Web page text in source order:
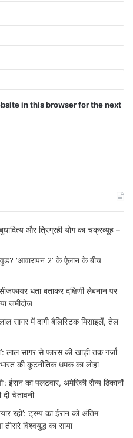
in this browser for the next
और त्रिग्रही योग का चक्रव्यूह –
‘आवारापन 2’ के ऐलान के बीच
धता बताकर दक्षिणी लेबनान पर
जमींदोज
सागर में दागी बैलिस्टिक मिसाइलें, तेल
लाल सागर से फारस की खाड़ी तक गर्जा
भारत की कूटनीतिक धमक का लोहा
ईरान का पलटवार, अमेरिकी सैन्य ठिकानों
चेतावनी
रहो’: ट्रम्प का ईरान को अंतिम
तीसरे विश्वयुद्ध का साया